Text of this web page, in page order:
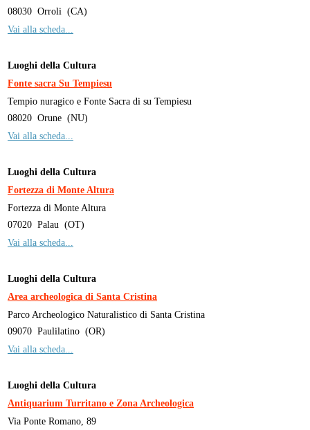
08030 Orroli (CA)
Vai alla scheda...
Luoghi della Cultura
Fonte sacra Su Tempiesu
Tempio nuragico e Fonte Sacra di su Tempiesu
08020 Orune (NU)
Vai alla scheda...
Luoghi della Cultura
Fortezza di Monte Altura
Fortezza di Monte Altura
07020 Palau (OT)
Vai alla scheda...
Luoghi della Cultura
Area archeologica di Santa Cristina
Parco Archeologico Naturalistico di Santa Cristina
09070 Paulilatino (OR)
Vai alla scheda...
Luoghi della Cultura
Antiquarium Turritano e Zona Archeologica
Via Ponte Romano, 89